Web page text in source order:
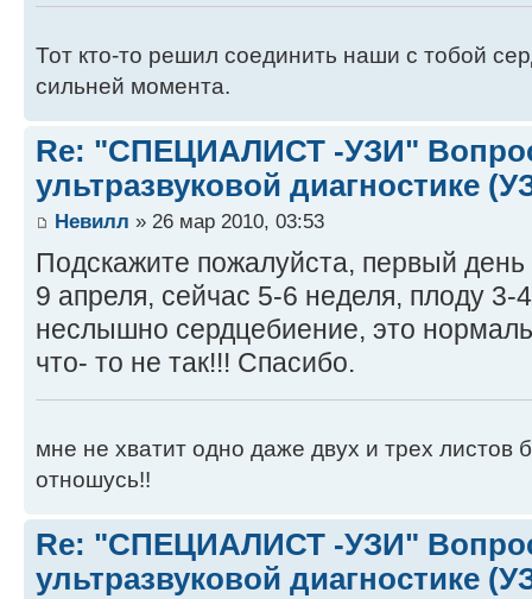
Тот кто-то решил соединить наши с тобой
сильней момента.
Re: "СПЕЦИАЛИСТ -УЗИ"
ультразвуковой диагностике
Невилл » 26 мар 2010, 03:53
Подскажите пожалуйста, первый
9 апреля, сейчас 5-6 неделя, плоду 3-
неслышно сердцебиение, это
что- то не так!!! Спасибо.
мне не хватит одно даже двух и трех листов
отношусь!!
Re: "СПЕЦИАЛИСТ -УЗИ"
ультразвуковой диагностике